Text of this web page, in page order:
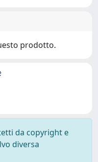
prodotto.
da copyright e
diversa